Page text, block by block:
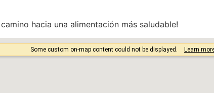
hacia una alimentación más saludable!